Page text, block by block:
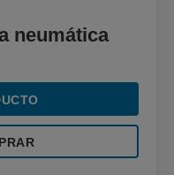
neumática